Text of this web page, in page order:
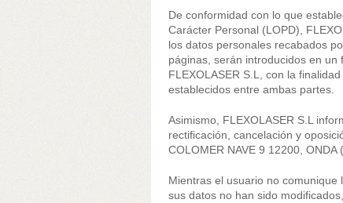
De conformidad con lo que
Carácter Personal (LOPD),
los datos personales recabados
páginas, serán introducidos en
FLEXOLASER S.L, con la
establecidos entre ambas partes.
Asimismo, FLEXOLASER S.L
rectificación, cancelación y
COLOMER NAVE 9 12200, ONDA
Mientras el usuario no comunique
sus datos no han sido